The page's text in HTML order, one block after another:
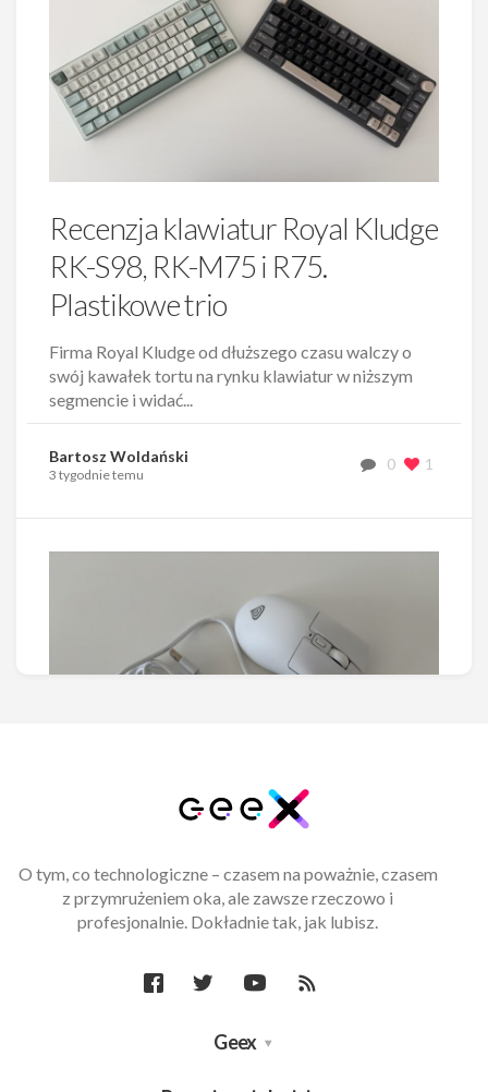
Recenzja klawiatur Royal Kludge
RK-S98, RK-M75 i R75.
Plastikowe trio
Firma Royal Kludge od dłuższego czasu walczy o
swój kawałek tortu na rynku klawiatur w niższym
segmencie i widać...
Bartosz Woldański
3 tygodnie temu
0 1
Test i recenzja Genesis Zircon
880 Pro 8K. W małym ciele duże
możliwości
Genesis Zircon 880 Pro 8K zdaje się to potwierdzać.
O tym, co technologiczne – czasem na poważnie, czasem
z przymrużeniem oka, ale zawsze rzeczowo i
profesjonalnie. Dokładnie tak, jak lubisz.
Geex